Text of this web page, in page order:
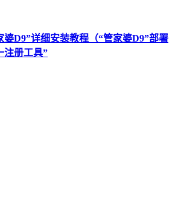
婆D9”详细安装教程（“管家婆D9”部署
注册工具”